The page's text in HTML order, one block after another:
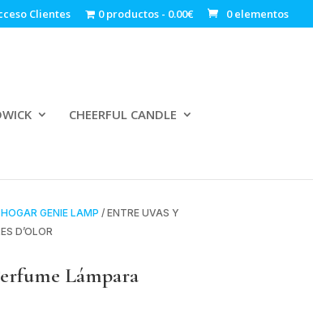
Clientes 0 productos 0.00€ 0 elementos
CHEERFUL CANDLE
GENIE LAMP / ENTRE UVAS Y
D’OLOR
Lámpara